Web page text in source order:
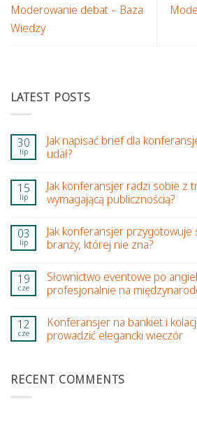
Moderowanie debat – Baza
Wiedzy
LATEST POSTS
30
lip
Jak napisać brief dla
udał?
15
lip
Jak konferansjer radzi sobie z
wymagającą publicznością?
03
lip
Jak konferansjer przygotowuje
branży, której nie zna?
19
cze
Słownictwo eventowe po
profesjonalnie na
12
cze
Konferansjer na bankiet i
prowadzić elegancki wieczór
RECENT COMMENTS